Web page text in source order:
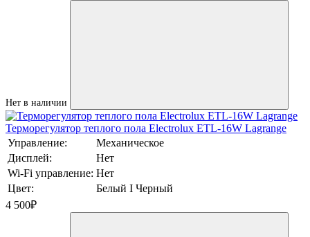
Нет в наличии
Терморегулятор теплого пола Electrolux ETL-16W Lagrange
Управление:
Механическое
Дисплей:
Нет
Wi-Fi управление: Нет
Цвет:
Белый I Черный
4 500₽